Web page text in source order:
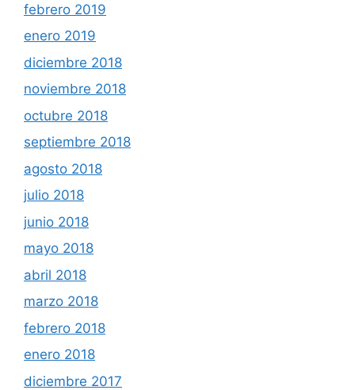
febrero 2019
enero 2019
diciembre 2018
noviembre 2018
octubre 2018
septiembre 2018
agosto 2018
julio 2018
junio 2018
mayo 2018
abril 2018
marzo 2018
febrero 2018
enero 2018
diciembre 2017